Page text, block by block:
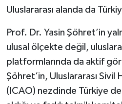
Uluslararası alanda da
Prof. Dr. Yasin Şöhret’in
ulusal ölçekte değil,
platformlarında da aktif
Şöhret’in, Uluslararası Sivil
(ICAO) nezdinde Türkiye